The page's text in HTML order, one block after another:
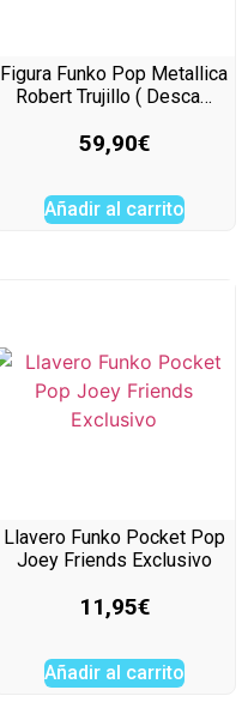
Figura Funko Pop Metallica
Robert Trujillo ( Desca…
59,90€
Añadir al carrito
Llavero Funko Pocket Pop
Joey Friends Exclusivo
11,95€
Añadir al carrito